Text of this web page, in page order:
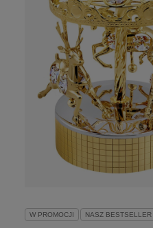
W PROMOCJI NASZ BESTSELLER